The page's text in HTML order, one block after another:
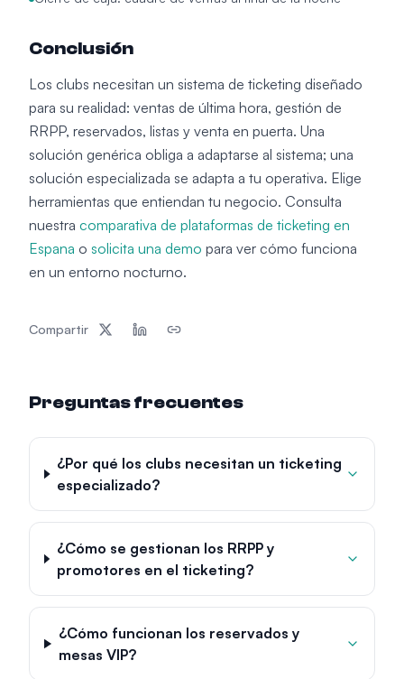
Conclusión
Los clubs necesitan un sistema de ticketing diseñado
para su realidad: ventas de última hora, gestión de
RRPP, reservados, listas y venta en puerta. Una
solución genérica obliga a adaptarse al sistema; una
solución especializada se adapta a tu operativa. Elige
herramientas que entiendan tu negocio. Consulta
nuestra comparativa de plataformas de ticketing en
Espana o solicita una demo para ver cómo funciona
en un entorno nocturno.
Compartir
Preguntas frecuentes
¿Por qué los clubs necesitan un ticketing
especializado?
¿Cómo se gestionan los RRPP y
promotores en el ticketing?
¿Cómo funcionan los reservados y
mesas VIP?